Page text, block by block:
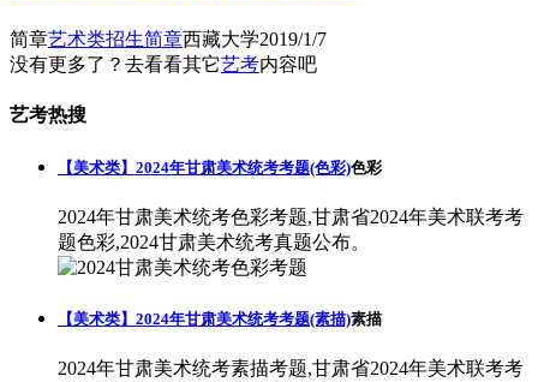
简章艺术类招生简章西藏大学2019/1/7
没有更多了？去看看其它艺考内容吧
艺考热搜
【美术类】2024年甘肃美术统考考题(色彩)色彩
2024年甘肃美术统考色彩考题,甘肃省2024年美术联考考
题色彩,2024甘肃美术统考真题公布。
【美术类】2024年甘肃美术统考考题(素描)素描
2024年甘肃美术统考素描考题,甘肃省2024年美术联考考